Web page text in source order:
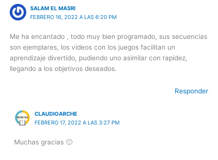
SALAM EL MASRI
FEBRERO 16, 2022 A LAS 6:20 PM
Me ha encantado , todo muy bien programado, sus secuencias
son ejemplares, los videos con los juegos facilitan un
aprendizaje divertido, pudiendo uno asimilar con rapidez,
llegando a los objetivos deseados.
Responder
CLAUDIOARCHE
FEBRERO 17, 2022 A LAS 3:27 PM
Muchas gracias 🙂